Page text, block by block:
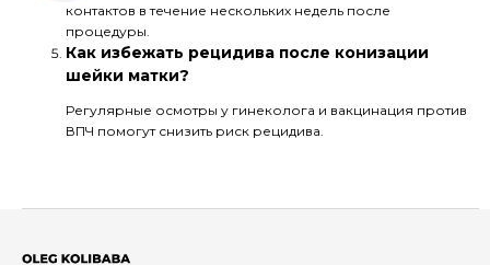
контактов в течение нескольких недель после
процедуры.
Как избежать рецидива после конизации
шейки матки?
Регулярные осмотры у гинеколога и вакцинация против
ВПЧ помогут снизить риск рецидива.